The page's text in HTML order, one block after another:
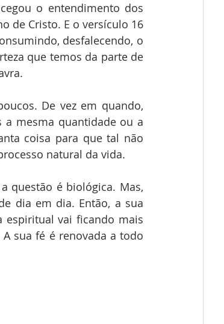
o entendimento dos
de Cristo. E o versículo 16
desfalecendo, o
que temos da parte de
De vez em quando,
mesma quantidade ou a
coisa para que tal não
natural da vida.
questão é biológica. Mas,
dia em dia. Então, a sua
espiritual vai ficando mais
sua fé é renovada a todo